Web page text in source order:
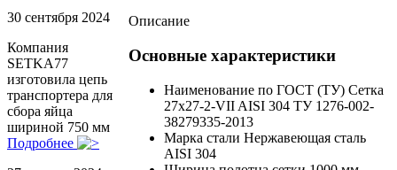
30 сентября 2024
Компания
SETKA77
изготовила цепь
транспортера для
сбора яйца
шириной 750 мм
Подробнее
Описание
Основные характеристики
Наименование по ГОСТ (ТУ) Сетка
27х27-2-VII AISI 304 ТУ 1276-002-
38279335-2013
Марка стали Нержавеющая сталь
AISI 304